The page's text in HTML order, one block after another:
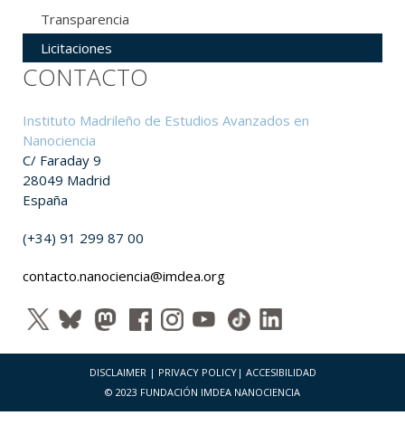
Transparencia
Licitaciones
CONTACTO
Instituto Madrileño de Estudios Avanzados en
Nanociencia
C/ Faraday 9
28049 Madrid
España
(+34) 91 299 87 00
contacto.nanociencia@imdea.org
DISCLAIMER | PRIVACY POLICY| ACCESIBILIDAD
© 2023 FUNDACIÓN IMDEA NANOCIENCIA